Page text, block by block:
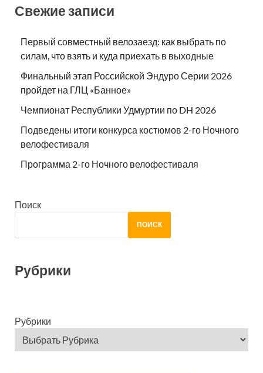
Свежие записи
Первый совместный велозаезд: как выбрать по
силам, что взять и куда приехать в выходные
Финальный этап Российской Эндуро Серии 2026
пройдет на ГЛЦ «Банное»
Чемпионат Республики Удмуртии по DH 2026
Подведены итоги конкурса костюмов 2-го Ночного
велофестиваля
Программа 2-го Ночного велофестиваля
Поиск
ПОИСК
Рубрики
Рубрики